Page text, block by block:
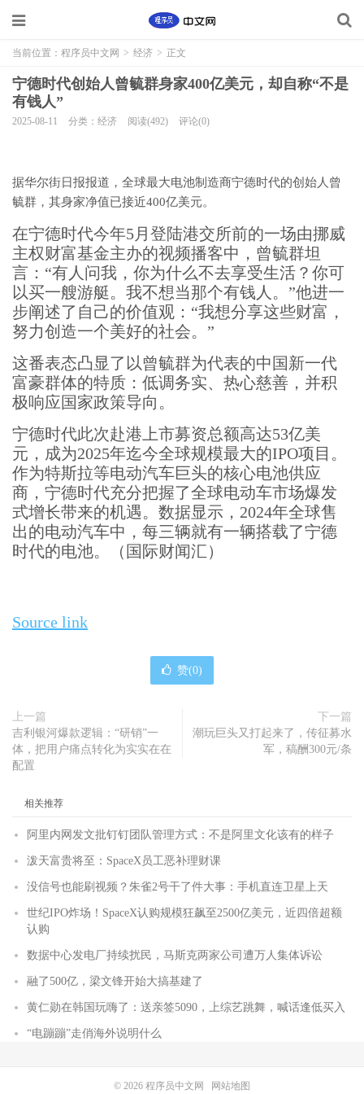
当前位置： 程序员中文网 > 经济 > 正文
宁德时代创始人曾毓群身家400亿美元，却自称“不是
有钱人”
2025-08-11 分类：经济 阅读(492) 评论(0)
据华尔街日报报道，全球最大电池制造商宁德时代的创始人曾
毓群，其身家净值已接近400亿美元。
在宁德时代今年5月登陆港交所前的一场由挪威
主权财富基金主办的视频播客中，曾毓群坦
言：“有人问我，你为什么不去享受生活？你可
以买一艘游艇。我不想当那个有钱人。”他进一
步阐述了自己的价值观：“我想分享这些财富，
努力创造一个美好的社会。”
这番表态凸显了以曾毓群为代表的中国新一代
富豪群体的特质：低调务实、热心慈善，并积
极响应国家政策导向。
宁德时代此次赴港上市募资总额高达53亿美
元，成为2025年迄今全球规模最大的IPO项目。
作为特斯拉等电动汽车巨头的核心电池供应
商，宁德时代充分把握了全球电动车市场爆发
式增长带来的机遇。数据显示，2024年全球售
出的电动汽车中，每三辆就有一辆搭载了宁德
时代的电池。（国际财闻汇）
Source link
赞(0)
上一篇
吉利银河爆款逻辑：“研销”一
体，把用户痛点转化为实实在在
配置
下一篇
潮玩巨头又打起来了，传征募水
军，稿酬300元/条
相关推荐
阿里内网发文批钉钉团队管理方式：不是阿里文化该有的样子
泼天富贵将至：SpaceX员工恶补理财课
没信号也能刷视频？朱雀2号干了件大事：手机直连卫星上天
世纪IPO炸场！SpaceX认购规模狂飙至2500亿美元，近四倍超额
认购
数据中心发电厂持续扰民，马斯克两家公司遭万人集体诉讼
融了500亿，梁文锋开始大搞基建了
黄仁勋在韩国玩嗨了：送亲签5090，上综艺跳舞，喊话逢低买入
“电蹦蹦”走俏海外说明什么
© 2026 程序员中文网 网站地图